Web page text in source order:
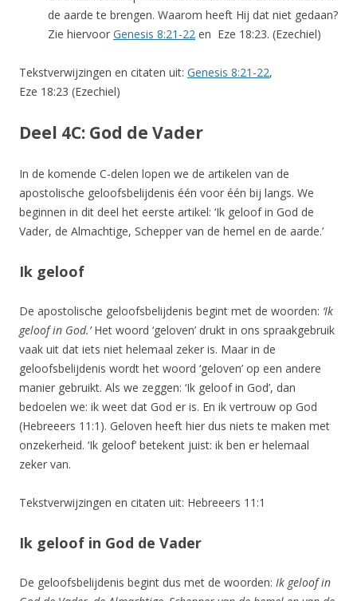
de aarde te brengen. Waarom heeft Hij dat niet gedaan?
Zie hiervoor Genesis 8:21-22 en Eze 18:23. (Ezechiel)
Tekstverwijzingen en citaten uit: Genesis 8:21-22,
Eze 18:23 (Ezechiel)
Deel 4C: God de Vader
In de komende C-delen lopen we de artikelen van de
apostolische geloofsbelijdenis één voor één bij langs. We
beginnen in dit deel het eerste artikel: ‘Ik geloof in God de
Vader, de Almachtige, Schepper van de hemel en de aarde.’
Ik geloof
De apostolische geloofsbelijdenis begint met de woorden: ‘Ik
geloof in God.’Het woord ‘geloven’ drukt in ons spraakgebruik
vaak uit dat iets niet helemaal zeker is. Maar in de
geloofsbelijdenis wordt het woord ‘geloven’ op een andere
manier gebruikt. Als we zeggen: ‘Ik geloof in God’, dan
bedoelen we: ik weet dat God er is. En ik vertrouw op God
(Hebreeers 11:1). Geloven heeft hier dus niets te maken met
onzekerheid. ‘Ik geloof’ betekent juist: ik ben er helemaal
zeker van.
Tekstverwijzingen en citaten uit: Hebreeers 11:1
Ik geloof in God de Vader
De geloofsbelijdenis begint dus met de woorden: Ik geloof in